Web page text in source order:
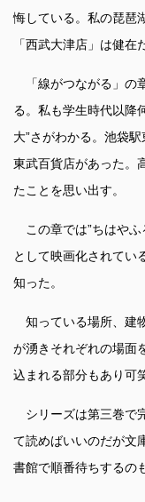
悔している。私の琵琶
「西武大津店」は健在
「線がつながる」の
る。私も学生時代以降
大”さがわかる。池袋
東武百貨店があった。
たことを思い出す。
この章では”ちはやふ
として映画化されてい
知った。
知っている場所、建
が湧きそれぞれの場面
込まれる部分もあり可
シリーズは第三巻で
て読めばいいのだが文
書館で順番待ちするの